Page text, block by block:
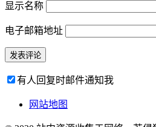
显示名称
电子邮箱地址
有人回复时邮件通知我
网站地图